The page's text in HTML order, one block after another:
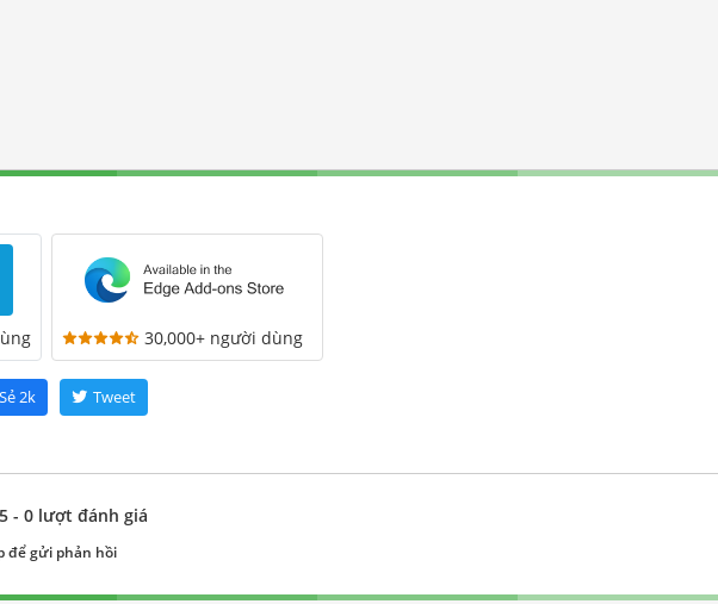
30,000+ người dùng
2k Tweet
- 0 lượt đánh giá
để gửi phản hồi